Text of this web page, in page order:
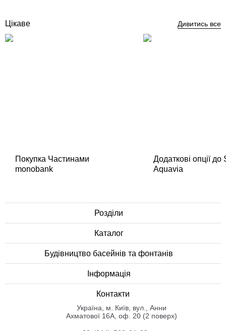
Цікаве Дивитись все
Покупка Частинами
monobank
Додаткові опції
Aquavia
Розділи
Каталог
Будівництво басейнів та фонтанів
Інформація
Контакти
Українa, м. Київ, вул., Анни
Ахматової 16А, оф. 20 (2 поверх)